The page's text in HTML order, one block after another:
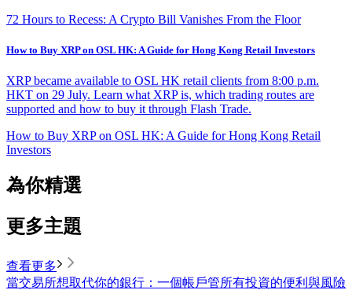
72 Hours to Recess: A Crypto Bill Vanishes From the Floor
How to Buy XRP on OSL HK: A Guide for Hong Kong Retail Investors
XRP became available to OSL HK retail clients from 8:00 p.m.
HKT on 29 July. Learn what XRP is, which trading routes are
supported and how to buy it through Flash Trade.
How to Buy XRP on OSL HK: A Guide for Hong Kong Retail
Investors
為你精選
更多主題
查看更多
當交易所想取代你的銀行：一個帳戶管所有投資的便利與風險